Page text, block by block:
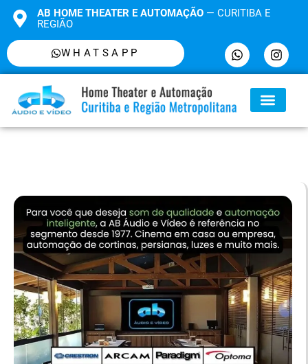
AB HOME THEATER E AUTOMAÇÃO— CURITIBA E
REGIÃO
WHATSAPP